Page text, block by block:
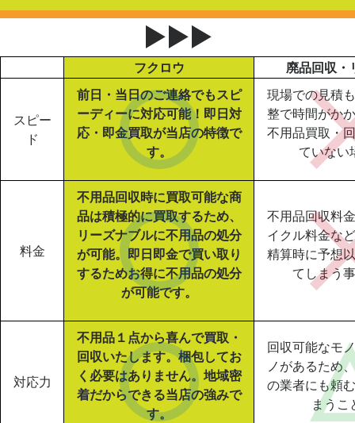
▶▶▶
フクロウ 廃品回収・
スピー
ド
前日・当日のご連絡でもスピ
ーディーに対応可能！即日対
応・即金買取が当店の特徴で
す。
現場での見積
整で時間がか
不用品買取・
ていない
料金
不用品回収時に買取可能な商
品は積極的に買取するため、
リーズナブルに不用品の処分
が可能。即日即金で買い取り
するためお得に不用品の処分
が可能です。
不用品回収料
イクル料金な
精算時に予想
てしまう
対応力
不用品１点から喜んで買取・
回収いたします。梱包してお
く必要はありません。地域密
着だからできる当店の強みで
す。
回収可能なモ
ノがあるため
の業者にも頼
まうこ